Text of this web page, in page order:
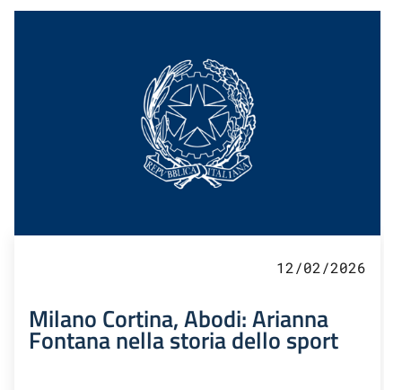
12/02/2026
Milano Cortina, Abodi: Arianna
Fontana nella storia dello sport